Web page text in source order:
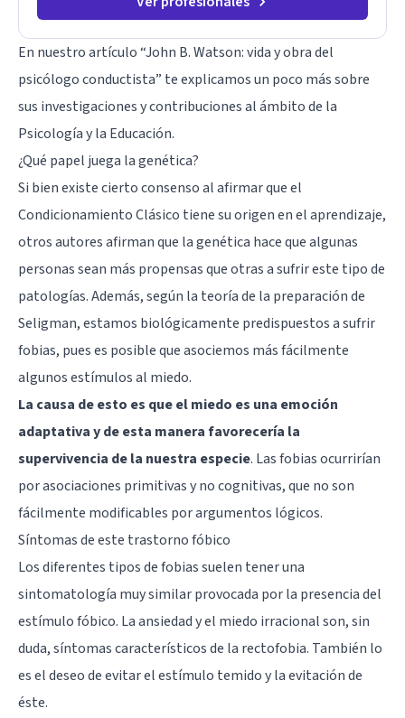
En nuestro artículo “John B. Watson: vida y obra del
psicólogo conductista” te explicamos un poco más sobre
sus investigaciones y contribuciones al ámbito de la
Psicología y la Educación.
¿Qué papel juega la genética?
Si bien existe cierto consenso al afirmar que el
Condicionamiento Clásico tiene su origen en el aprendizaje,
otros autores afirman que la genética hace que algunas
personas sean más propensas que otras a sufrir este tipo de
patologías. Además, según la teoría de la preparación de
Seligman, estamos biológicamente predispuestos a sufrir
fobias, pues es posible que asociemos más fácilmente
algunos estímulos al miedo.
La causa de esto es que el miedo es una emoción
adaptativa y de esta manera favorecería la
supervivencia de la nuestra especie. Las fobias ocurrirían
por asociaciones primitivas y no cognitivas, que no son
fácilmente modificables por argumentos lógicos.
Síntomas de este trastorno fóbico
Los diferentes tipos de fobias suelen tener una
sintomatología muy similar provocada por la presencia del
estímulo fóbico. La ansiedad y el miedo irracional son, sin
duda, síntomas característicos de la rectofobia. También lo
es el deseo de evitar el estímulo temido y la evitación de
éste.